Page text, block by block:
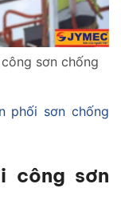
sơn chống
phối sơn chống
công sơn